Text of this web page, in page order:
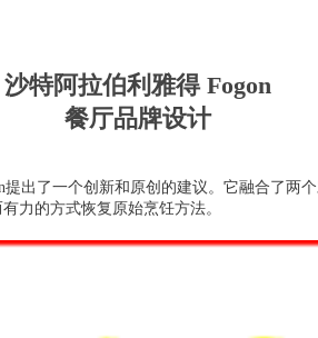
沙特阿拉伯利雅得 Fogon
餐厅品牌设计
出了一个创新和原创的建议。它融合了
力的方式恢复原始烹饪方法。